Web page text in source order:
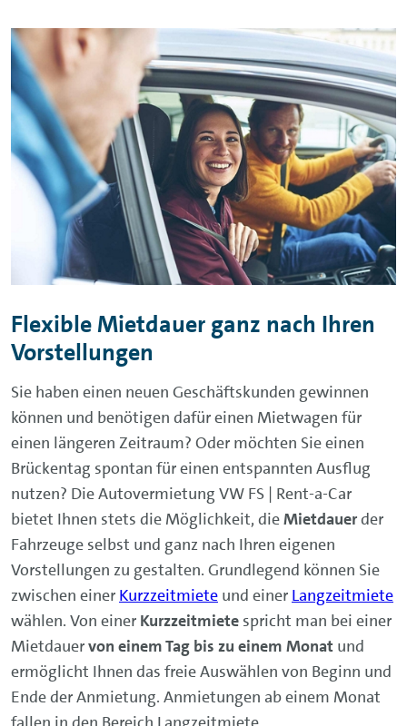
Wir haben das passende Auto für
Ihre Pläne
Die Gründe, sich für einen Mietwagen zu
entscheiden, gestalten sich vielseitig und
unterschiedlich. Ganz egal, weshalb Sie sich dafür
interessieren, ein Auto zu mieten – mit einem
Mietwagen sind Sie stets unabhängig und flexibel.
Die Autovermietung VW FS | Rent-a-Car, welche
über eine Fahrzeugflotte ausunterschiedlichsten
Mietwagen-Modellenverfügt, bietet Ihnen für
jedes Vorhaben das passende Auto.
Erreichen Sie beispielsweise pünktlich und
verlässlich Ihren Geschäftstermin und hinterlassen
Sie mit einem hochwertigen Fahrzeug einen
Flexible Mietdauer ganz nach Ihren
Vorstellungen
Sie haben einen neuen Geschäftskunden gewinnen
können und benötigen dafür einen Mietwagen für
einen längeren Zeitraum? Oder möchten Sie einen
Brückentag spontan für einen entspannten Ausflug
nutzen? Die Autovermietung VW FS | Rent-a-Car
bietet Ihnen stets die Möglichkeit, dieMietdauerder
Fahrzeuge selbst und ganz nach Ihren eigenen
Vorstellungen zu gestalten. Grundlegend können Sie
zwischen einer Kurzzeitmiete und einer Langzeitmiete
wählen. Von einer Kurzzeitmiete spricht man bei einer
Mietdauervon einem Tag bis zu einem Monat und
ermöglicht Ihnen das freie Auswählen von Beginn und
Ende der Anmietung. Anmietungen ab einem Monat